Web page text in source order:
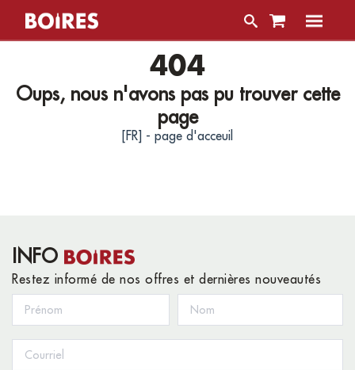
404
Oups, nous n'avons pas pu trouver cette
page
[FR] - page d'acceuil
INFO
Restez informé de nos offres et dernières nouveautés